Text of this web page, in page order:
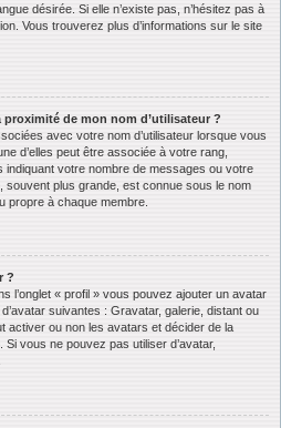
désirée. Si elle n’existe pas, n’hésitez pas à
Vous trouverez plus d’informations sur le site
de mon nom d’utilisateur ?
avec votre nom d’utilisateur lorsque vous
d’elles peut être associée à votre rang,
indiquant votre nombre de messages ou votre
souvent plus grande, est connue sous le nom
propre à chaque membre.
?
l’onglet « profil » vous pouvez ajouter un avatar
suivantes : Gravatar, galerie, distant ou
activer ou non les avatars et décider de la
vous ne pouvez pas utiliser d’avatar,